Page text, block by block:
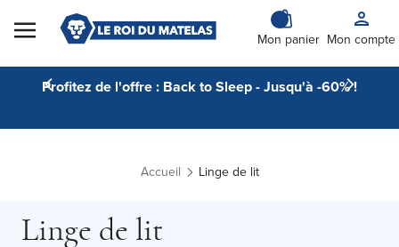
Skip to Content
Mon panier Mon compte
Profitez de l'offre : Back to Sleep - Jusqu'à -60% !
Accueil Linge de lit
Linge de lit